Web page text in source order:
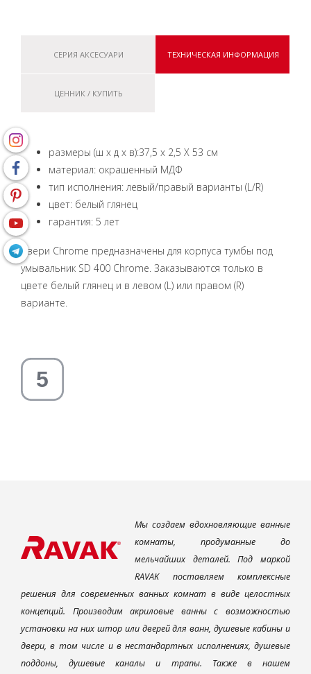
СЕРИЯ АКСЕСУАРИ ТЕХНИЧЕСКАЯ ИНФОРМАЦИЯ
ЦЕННИК / КУПИТЬ
размеры (ш х д х в):37,5 x 2,5 X 53 см
материал: окрашенный МДФ
тип исполнения: левый/правый варианты (L/R)
цвет: белый глянец
гарантия: 5 лет
Двери Chrome предназначены для корпуса тумбы под
умывальник SD 400 Chrome. Заказываются только в
цвете белый глянец и в левом (L) или правом (R)
варианте.
Мы создаем вдохновляющие ванные
комнаты, продуманные до
мельчайших деталей. Под маркой
RAVAK поставляем комплексные
решения для современных ванных комнат в виде целостных
концепций. Производим акриловые ванны с возможностью
установки на них штор или дверей для ванн, душевые кабины и
двери, в том числе и в нестандартных исполнениях, душевые
поддоны, душевые каналы и трапы. Также в нашем